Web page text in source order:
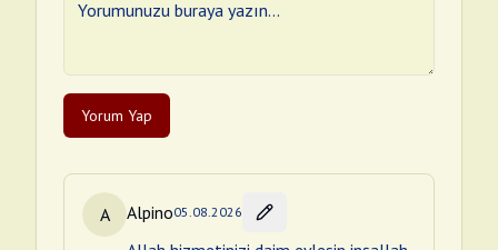
Yorum Yap
A Alpino05.08.2026